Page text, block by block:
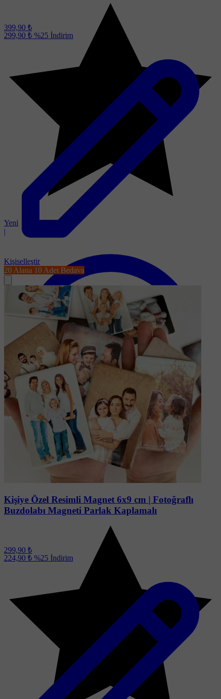
Yeni
|
Soru-Cevap
399,90 ₺
299,90 ₺ %25 İndirim
Kişiselleştir
20 Alana 10 Adet Bedava
Kişiye Özel Resimli Magnet 6x9 cm | Fotoğraflı
Buzdolabı Magneti Parlak Kaplamalı
299,90 ₺
224,90 ₺ %25 İndirim